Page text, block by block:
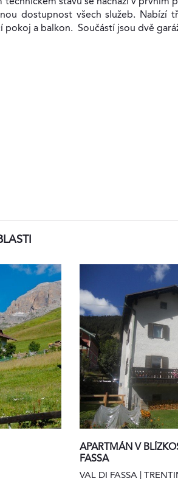
dostupnost všech služeb. Nabízí
a balkon. Součástí jsou dvě
APARTMÁN V
FASSA
VAL DI FASSA |